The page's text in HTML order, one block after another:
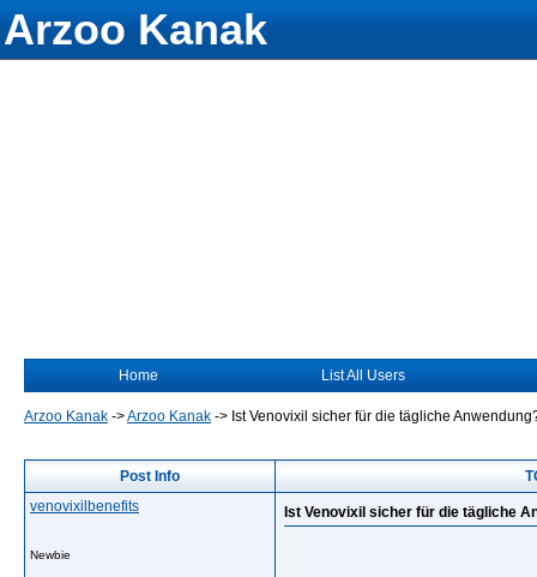
Arzoo Kanak
Home List All Users
Arzoo Kanak ->Arzoo Kanak -> Ist Venovixil sicher für die tägliche
Post Info
venovixilbenefits
Newbie
Ist Venovixil sicher für die tägliche